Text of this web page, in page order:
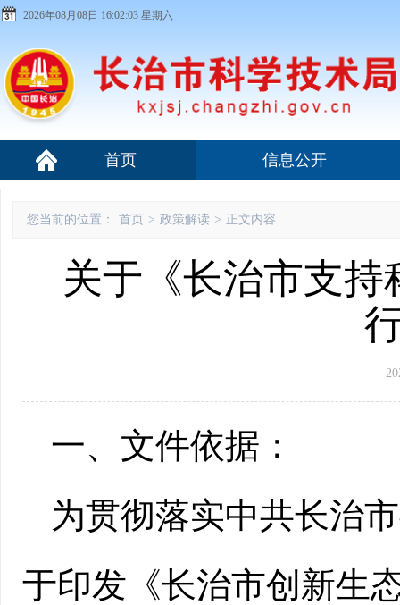
2026年08月08日 16:02:03 星期六
首页 信息公开
您当前的位置： 首页 > 政策解读 > 正文内容
关于《长治市支
一、文件依据：
为贯彻落实中共长治
于印发《长治市创新生